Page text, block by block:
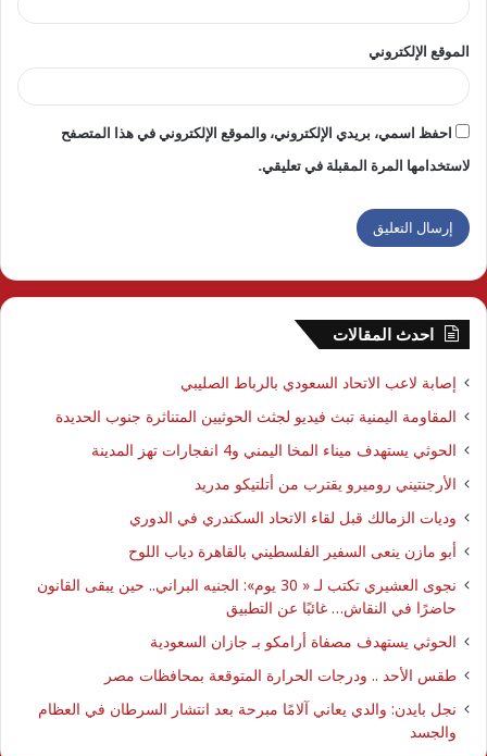
الموقع الإلكتروني
احفظ اسمي، بريدي الإلكتروني، والموقع الإلكتروني في هذا المتصفح
لاستخدامها المرة المقبلة في تعليقي.
احدث المقالات
إصابة لاعب الاتحاد السعودي بالرباط الصليبي
المقاومة اليمنية تبث فيديو لجثث الحوثيين المتناثرة جنوب الحديدة
الحوثي يستهدف ميناء المخا اليمني و4 انفجارات تهز المدينة
الأرجنتيني روميرو يقترب من أتلتيكو مدريد
وديات الزمالك قبل لقاء الاتحاد السكندري في الدوري
أبو مازن ينعى السفير الفلسطيني بالقاهرة دياب اللوح
نجوى العشيري تكتب لـ « 30 يوم»: الجنيه البراني.. حين يبقى القانون
حاضرًا في النقاش… غائبًا عن التطبيق
الحوثي يستهدف مصفاة أرامكو بـ جازان السعودية
طقس الأحد .. ودرجات الحرارة المتوقعة بمحافظات مصر
نجل بايدن: والدي يعاني آلامًا مبرحة بعد انتشار السرطان في العظام
والجسد